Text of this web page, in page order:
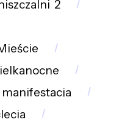
manifestacja